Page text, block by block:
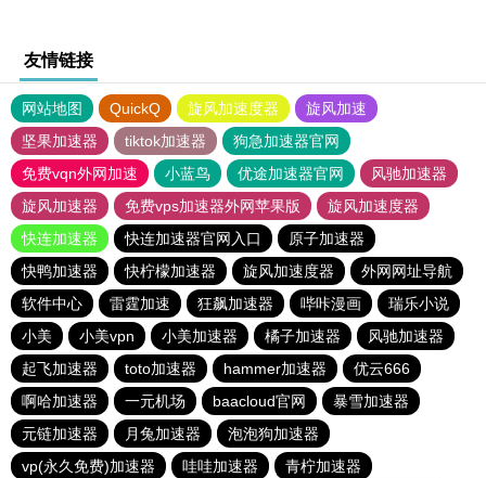
友情链接
网站地图 QuickQ 旋风加速度器
旋风加速
坚果加速器
tiktok加速器
狗急加速器官网
免费vqn外网加速
小蓝鸟 优途加速器官网
风驰加速器
旋风加速器
免费vps加速器外网苹果版
旋风加速度器
快连加速器
快连加速器官网入口
原子加速器
快鸭加速器
快柠檬加速器 旋风加速度器
外网网址导航
软件中心
雷霆加速 狂飙加速器 哔咔漫画
瑞乐小说
小美
小美vpn 小美加速器 橘子加速器
风驰加速器
起飞加速器
toto加速器 hammer加速器
优云666
啊哈加速器
一元机场 baacloud官网
暴雪加速器
元链加速器
月兔加速器
泡泡狗加速器
vp(永久免费)加速器
哇哇加速器
青柠加速器